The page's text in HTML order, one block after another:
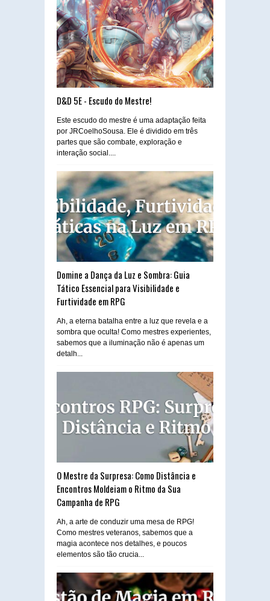
D&D 5E - Escudo do Mestre!
Este escudo do mestre é uma adaptação feita
por JRCoelhoSousa. Ele é dividido em três
partes que são combate, exploração e
interação social....
Domine a Dança da Luz e Sombra: Guia
Tático Essencial para Visibilidade e
Furtividade em RPG
Ah, a eterna batalha entre a luz que revela e a
sombra que oculta! Como mestres experientes,
sabemos que a iluminação não é apenas um
detalh...
O Mestre da Surpresa: Como Distância e
Encontros Moldeiam o Ritmo da Sua
Campanha de RPG
Ah, a arte de conduzir uma mesa de RPG!
Como mestres veteranos, sabemos que a
magia acontece nos detalhes, e poucos
elementos são tão crucia...